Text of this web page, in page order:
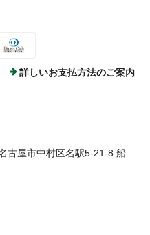
詳しいお支払方法のご案内
古屋市中村区名駅5-21-8 船